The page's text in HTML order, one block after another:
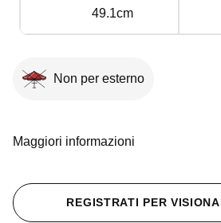
49.1cm
Non per esterno
Maggiori informazioni
REGISTRATI PER